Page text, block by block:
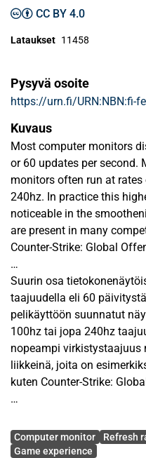
CC BY 4.0
Lataukset 11458
Pysyvä osoite
https://urn.fi/URN:NBN:fi-
Kuvaus
Most computer monitors
or 60 updates per second.
monitors often run at
240hz. In practice this
noticeable in the
are present in many
Counter-Strike: Global
High refresh rate as a
price the same way as
quality. This study aimed
of high refresh rate is
PC gamers in general, as
This is a qualitative study
semi-structured interviews
analysis for analysing the
with two refresh rate
controlled environment.
Suurin osa
taajuudella eli 60
pelikäyttöön suunnatut
100hz tai jopa 240hz
nopeampi virkistystaajuus
liikkeinä, joita on
kuten Counter-Strike:
missä mikä tahansa muu
näyttöpaneeli tai
Avainsanat
Computer monitor Refresh
Game experience